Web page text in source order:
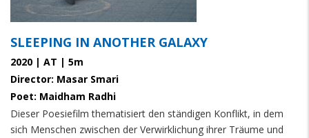
SLEEPING IN ANOTHER GALAXY
2020 | AT | 5m
Director: Masar Smari
Poet: Maidham Radhi
Dieser Poesiefilm thematisiert den ständigen Konflikt, in dem
sich Menschen zwischen der Verwirklichung ihrer Träume und